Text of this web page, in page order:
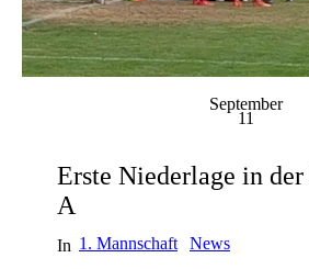
September
11
Erste Niederlage in
A
In 1. Mannschaft News